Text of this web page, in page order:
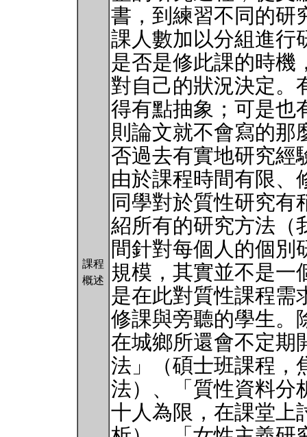
課程
概述
書，到練習不同的研
課人數加以分組進行
是否是修此課的時機
對自己的狀況決定。
得有點抽象；可是也
則論文就不會寫的那
否過去有實地研究經
由於課程時間有限、
同學對於質性研究有
紹所有的研究方法（
間針對每個人的個別
規模，其實並不是一
是在此對質性課程需
修課與旁聽的學生。
在城鄉所還會不定期
法」（碩士班課程，
法）、「質性資料分
十人為限，在課堂上